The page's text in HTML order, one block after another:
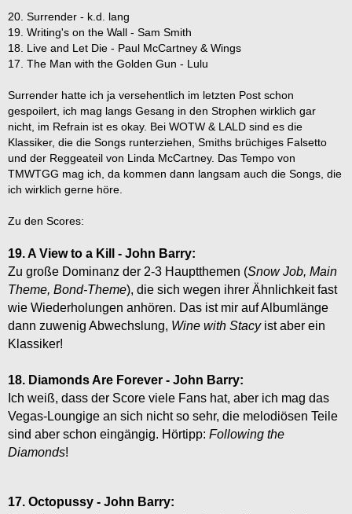
20. Surrender - k.d. lang
19. Writing's on the Wall - Sam Smith
18. Live and Let Die - Paul McCartney & Wings
17. The Man with the Golden Gun - Lulu
Surrender hatte ich ja versehentlich im letzten Post schon
gespoilert, ich mag langs Gesang in den Strophen wirklich gar
nicht, im Refrain ist es okay. Bei WOTW & LALD sind es die
Klassiker, die die Songs runterziehen, Smiths brüchiges Falsetto
und der Reggeateil von Linda McCartney. Das Tempo von
TMWTGG mag ich, da kommen dann langsam auch die Songs, die
ich wirklich gerne höre.
Zu den Scores:
19. A View to a Kill - John Barry:
Zu große Dominanz der 2-3 Hauptthemen (Snow Job, Main
Theme, Bond-Theme), die sich wegen ihrer Ähnlichkeit fast
wie Wiederholungen anhören. Das ist mir auf Albumlänge
dann zuwenig Abwechslung, Wine with Stacyist aber ein
Klassiker!
18. Diamonds Are Forever - John Barry:
Ich weiß, dass der Score viele Fans hat, aber ich mag das
Vegas-Loungige an sich nicht so sehr, die melodiösen Teile
sind aber schon eingängig. Hörtipp: Following the
Diamonds!
17. Octopussy - John Barry: